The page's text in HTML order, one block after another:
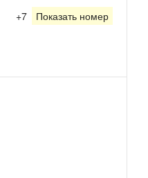
+7 Показать номер